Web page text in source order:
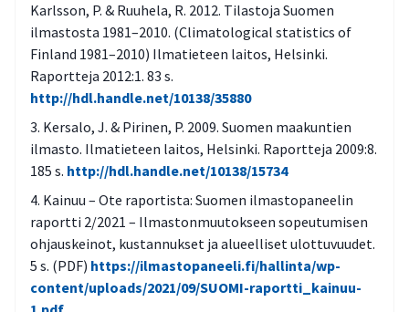
Karlsson, P. & Ruuhela, R. 2012. Tilastoja Suomen
ilmastosta 1981–2010. (Climatological statistics of
Finland 1981–2010) Ilmatieteen laitos, Helsinki.
Raportteja 2012:1. 83 s.
http://hdl.handle.net/10138/35880
Kersalo, J. & Pirinen, P. 2009. Suomen maakuntien
ilmasto. Ilmatieteen laitos, Helsinki. Raportteja 2009:8.
185 s. http://hdl.handle.net/10138/15734
Kainuu – Ote raportista: Suomen ilmastopaneelin
raportti 2/2021 – Ilmastonmuutokseen sopeutumisen
ohjauskeinot, kustannukset ja alueelliset ulottuvuudet.
5 s. (PDF) https://ilmastopaneeli.fi/hallinta/wp-
content/uploads/2021/09/SUOMI-raportti_kainuu-